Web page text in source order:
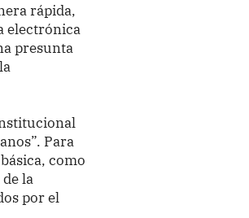
rápida,
electrónica
presunta
Para
como
la
por el